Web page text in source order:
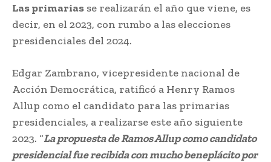
Las primarias se realizarán el año que viene, es
decir, en el 2023, con rumbo a las elecciones
presidenciales del 2024.
Edgar Zambrano, vicepresidente nacional de
Acción Democrática, ratificó a Henry Ramos
Allup como el candidato para las primarias
presidenciales, a realizarse este año siguiente
2023. “La propuesta de Ramos Allup como candidato
presidencial fue recibida con mucho beneplácito por